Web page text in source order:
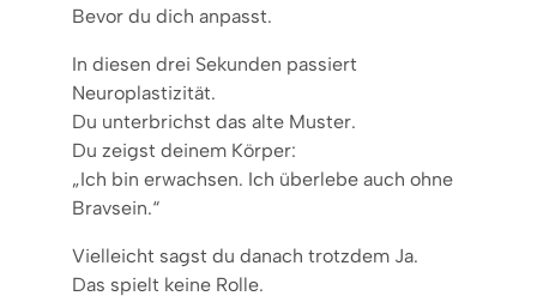
Bevor du dich anpasst.
In diesen drei Sekunden passiert
Neuroplastizität.
Du unterbrichst das alte Muster.
Du zeigst deinem Körper:
„Ich bin erwachsen. Ich überlebe auch ohne
Bravsein.“
Vielleicht sagst du danach trotzdem Ja.
Das spielt keine Rolle.